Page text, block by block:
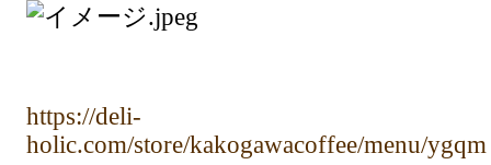
https://deli-
holic.com/store/kakogawacoffee/menu/ygqm